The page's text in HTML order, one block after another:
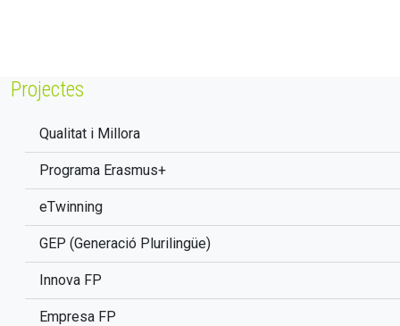
Projectes
Qualitat i Millora
Programa Erasmus+
eTwinning
GEP (Generació Plurilingüe)
Innova FP
Empresa FP